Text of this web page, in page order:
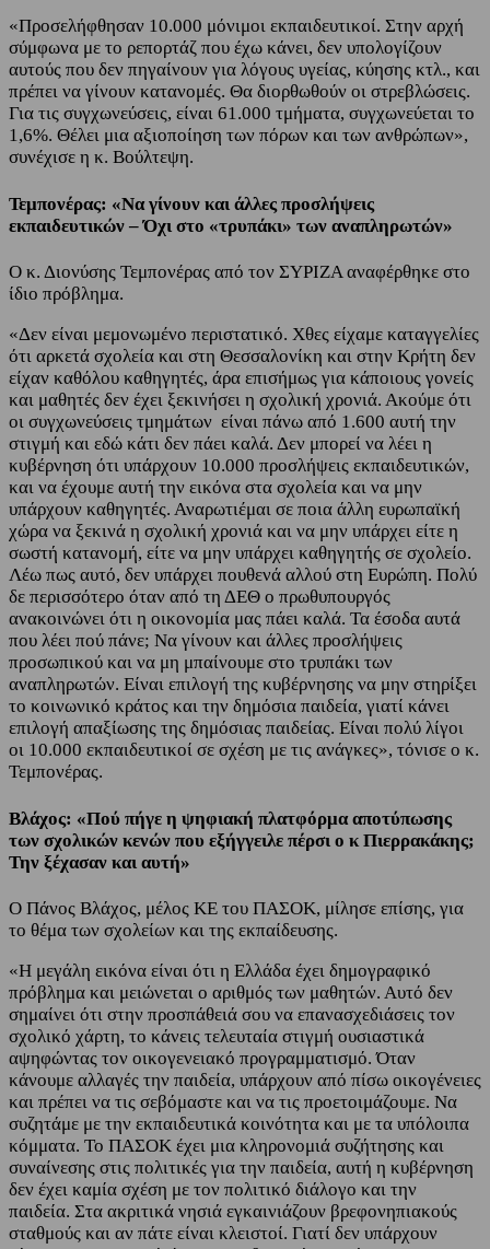
«Προσελήφθησαν 10.000 μόνιμοι εκπαιδευτικοί. Στην αρχή
σύμφωνα με το ρεπορτάζ που έχω κάνει, δεν υπολογίζουν
αυτούς που δεν πηγαίνουν για λόγους υγείας, κύησης κτλ., και
πρέπει να γίνουν κατανομές. Θα διορθωθούν οι στρεβλώσεις.
Για τις συγχωνεύσεις, είναι 61.000 τμήματα, συγχωνεύεται το
1,6%. Θέλει μια αξιοποίηση των πόρων και των ανθρώπων»,
συνέχισε η κ. Βούλτεψη.
Τεμπονέρας: «Να γίνουν και άλλες προσλήψεις
εκπαιδευτικών – Όχι στο «τρυπάκι» των αναπληρωτών»
Ο κ. Διονύσης Τεμπονέρας από τον ΣΥΡΙΖΑ αναφέρθηκε στο
ίδιο πρόβλημα.
«Δεν είναι μεμονωμένο περιστατικό. Χθες είχαμε καταγγελίες
ότι αρκετά σχολεία και στη Θεσσαλονίκη και στην Κρήτη δεν
είχαν καθόλου καθηγητές, άρα επισήμως για κάποιους γονείς
και μαθητές δεν έχει ξεκινήσει η σχολική χρονιά. Ακούμε ότι
οι συγχωνεύσεις τμημάτων είναι πάνω από 1.600 αυτή την
στιγμή και εδώ κάτι δεν πάει καλά. Δεν μπορεί να λέει η
κυβέρνηση ότι υπάρχουν 10.000 προσλήψεις εκπαιδευτικών,
και να έχουμε αυτή την εικόνα στα σχολεία και να μην
υπάρχουν καθηγητές. Αναρωτιέμαι σε ποια άλλη ευρωπαϊκή
χώρα να ξεκινά η σχολική χρονιά και να μην υπάρχει είτε η
σωστή κατανομή, είτε να μην υπάρχει καθηγητής σε σχολείο.
Λέω πως αυτό, δεν υπάρχει πουθενά αλλού στη Ευρώπη. Πολύ
δε περισσότερο όταν από τη ΔΕΘ ο πρωθυπουργός
ανακοινώνει ότι η οικονομία μας πάει καλά. Τα έσοδα αυτά
που λέει πού πάνε; Να γίνουν και άλλες προσλήψεις
προσωπικού και να μη μπαίνουμε στο τρυπάκι των
αναπληρωτών. Είναι επιλογή της κυβέρνησης να μην στηρίξει
το κοινωνικό κράτος και την δημόσια παιδεία, γιατί κάνει
επιλογή απαξίωσης της δημόσιας παιδείας. Είναι πολύ λίγοι
οι 10.000 εκπαιδευτικοί σε σχέση με τις ανάγκες», τόνισε ο κ.
Τεμπονέρας.
Βλάχος: «Πού πήγε η ψηφιακή πλατφόρμα αποτύπωσης
των σχολικών κενών που εξήγγειλε πέρσι ο κ Πιερρακάκης;
Την ξέχασαν και αυτή»
Ο Πάνος Βλάχος, μέλος ΚΕ του ΠΑΣΟΚ, μίλησε επίσης, για
το θέμα των σχολείων και της εκπαίδευσης.
«Η μεγάλη εικόνα είναι ότι η Ελλάδα έχει δημογραφικό
πρόβλημα και μειώνεται ο αριθμός των μαθητών. Αυτό δεν
σημαίνει ότι στην προσπάθειά σου να επανασχεδιάσεις τον
σχολικό χάρτη, το κάνεις τελευταία στιγμή ουσιαστικά
αψηφώντας τον οικογενειακό προγραμματισμό. Όταν
κάνουμε αλλαγές την παιδεία, υπάρχουν από πίσω οικογένειες
και πρέπει να τις σεβόμαστε και να τις προετοιμάζουμε. Να
συζητάμε με την εκπαιδευτικά κοινότητα και με τα υπόλοιπα
κόμματα. Το ΠΑΣΟΚ έχει μια κληρονομιά συζήτησης και
συναίνεσης στις πολιτικές για την παιδεία, αυτή η κυβέρνηση
δεν έχει καμία σχέση με τον πολιτικό διάλογο και την
παιδεία. Στα ακριτικά νησιά εγκαινιάζουν βρεφονηπιακούς
σταθμούς και αν πάτε είναι κλειστοί. Γιατί δεν υπάρχουν